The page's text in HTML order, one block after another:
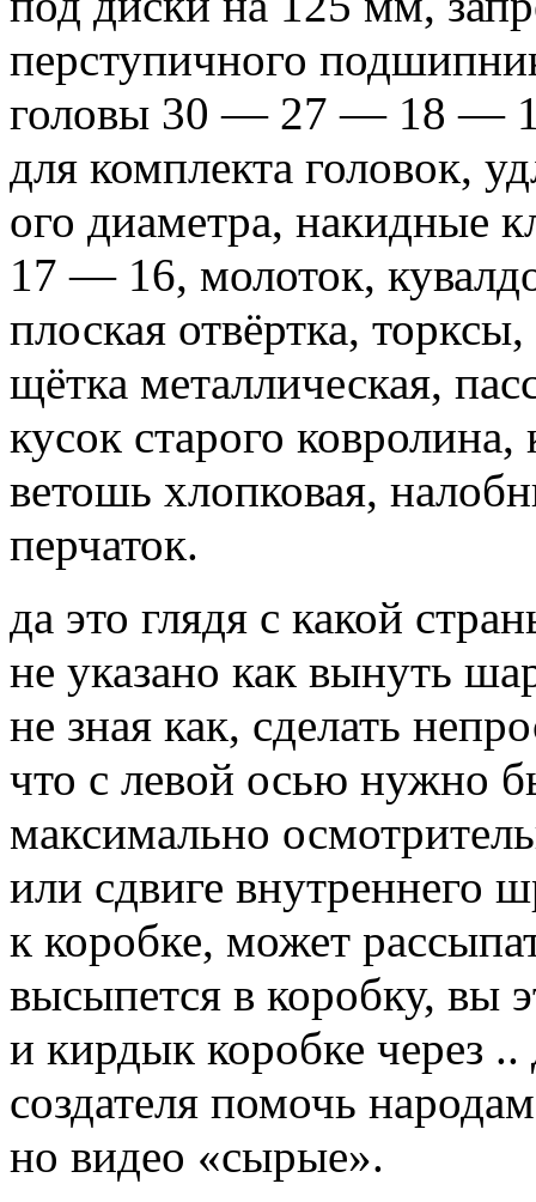
перступичного
головы 30 — 27 — 18 —
для комплекта головок,
ого диаметра,
17 — 16, молоток,
плоская отвёртка,
щётка металлическая,
кусок старого
ветошь хлопковая,
перчаток.
да это глядя с какой
не указано как вынуть
не зная как, сделать
что с левой осью нужно
максимально
или сдвиге внутреннего
к коробке, может
высыпется в коробку, вы
и кирдык коробке через ..
создателя помочь
но видео «сырые».